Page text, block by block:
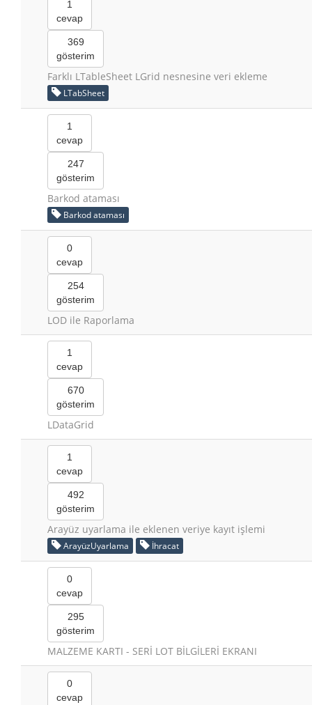
1
cevap
369
gösterim
Farklı LTableSheet LGrid nesnesine veri ekleme
LTabSheet
1
cevap
247
gösterim
Barkod ataması
Barkod ataması
0
cevap
254
gösterim
LOD ile Raporlama
1
cevap
670
gösterim
LDataGrid
1
cevap
492
gösterim
Arayüz uyarlama ile eklenen veriye kayıt işlemi
ArayüzUyarlama İhracat
0
cevap
295
gösterim
MALZEME KARTI - SERİ LOT BİLGİLERİ EKRANI
0
cevap